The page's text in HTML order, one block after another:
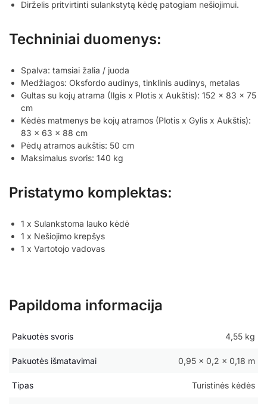
Dirželis pritvirtinti sulankstytą kėdę patogiam nešiojimui.
Techniniai duomenys:
Spalva: tamsiai žalia / juoda
Medžiagos: Oksfordo audinys, tinklinis audinys, metalas
Gultas su kojų atrama (Ilgis x Plotis x Aukštis): 152 x 83 x 75
cm
Kėdės matmenys be kojų atramos (Plotis x Gylis x Aukštis):
83 x 63 x 88 cm
Pėdų atramos aukštis: 50 cm
Maksimalus svoris: 140 kg
Pristatymo komplektas:
1 x Sulankstoma lauko kėdė
1 x Nešiojimo krepšys
1 x Vartotojo vadovas
Papildoma informacija
Pakuotės svoris 4,55 kg
Pakuotės išmatavimai 0,95 × 0,2 × 0,18 m
Tipas Turistinės kėdės